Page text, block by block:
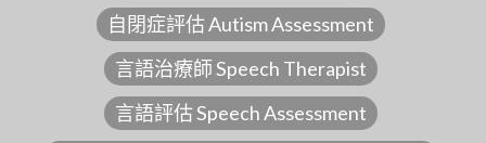
自閉症評估 Autism Assessment
言語治療師 Speech Therapist
言語評估 Speech Assessment